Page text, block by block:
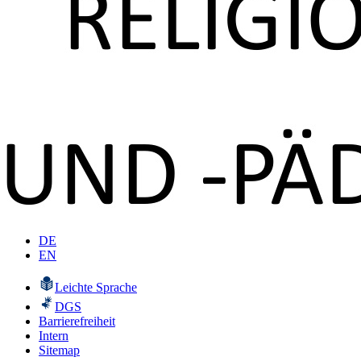
DE
EN
Leichte Sprache
DGS
Barrierefreiheit
Intern
Sitemap